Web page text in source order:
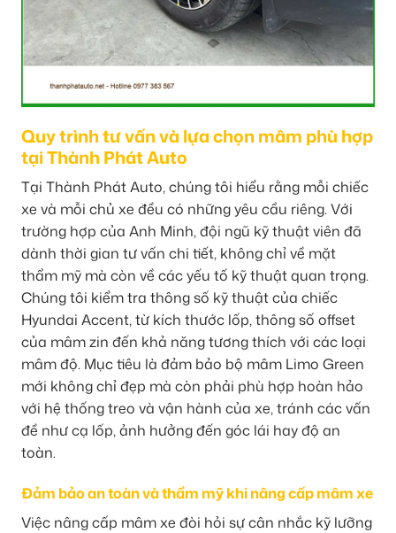
Quy trình tư vấn và lựa chọn mâm phù hợp
tại Thành Phát Auto
Tại Thành Phát Auto, chúng tôi hiểu rằng mỗi chiếc
xe và mỗi chủ xe đều có những yêu cầu riêng. Với
trường hợp của Anh Minh, đội ngũ kỹ thuật viên đã
dành thời gian tư vấn chi tiết, không chỉ về mặt
thẩm mỹ mà còn về các yếu tố kỹ thuật quan trọng.
Chúng tôi kiểm tra thông số kỹ thuật của chiếc
Hyundai Accent, từ kích thước lốp, thông số offset
của mâm zin đến khả năng tương thích với các loại
mâm độ. Mục tiêu là đảm bảo bộ mâm Limo Green
mới không chỉ đẹp mà còn phải phù hợp hoàn hảo
với hệ thống treo và vận hành của xe, tránh các vấn
đề như cạ lốp, ảnh hưởng đến góc lái hay độ an
toàn.
Đảm bảo an toàn và thẩm mỹ khi nâng cấp mâm xe
Việc nâng cấp mâm xe đòi hỏi sự cân nhắc kỹ lưỡng